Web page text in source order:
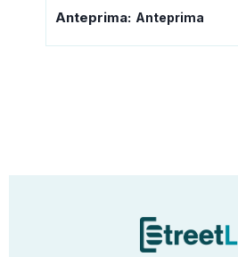
Anteprima: Anteprima